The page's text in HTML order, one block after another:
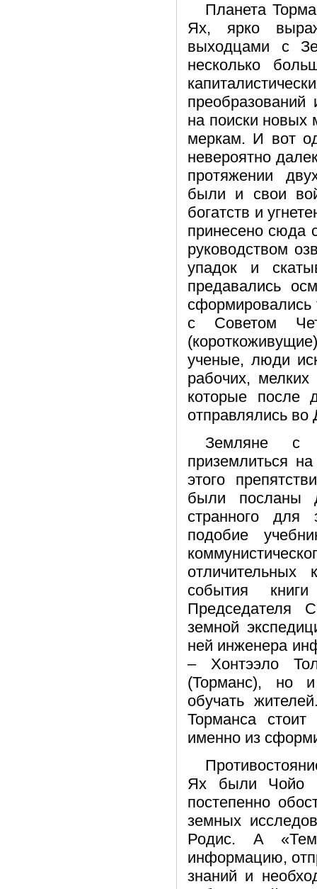
Планета
Ях, ярко
выходцами с
несколько
на поиски новых
меркам. И вот
невероятно
протяжении
были и свои
богатств и
принесено сюда
руководством
упадок и
предавались
сформировались
с Советом
ученые, люди
рабочих, мелких
которые после
отправлялись
Земляне с
приземлиться
этого
были посланы
странного для
подобие
отличительных
события
Председателя
земной
ней инженера
– Хонтээло
(Торманс), но и
обучать
Торманса
именно из
Ях были Чойо
постепенно
земных
Родис. А
информацию,
знаний и